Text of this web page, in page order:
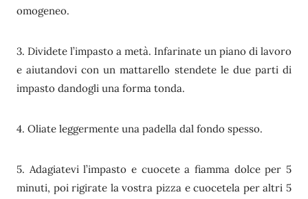
omogeneo.
3. Dividete l’impasto a metà. Infarinate un piano di lavoro
e aiutandovi con un mattarello stendete le due parti di
impasto dandogli una forma tonda.
4. Oliate leggermente una padella dal fondo spesso.
5. Adagiatevi l’impasto e cuocete a fiamma dolce per 5
minuti, poi rigirate la vostra pizza e cuocetela per altri 5